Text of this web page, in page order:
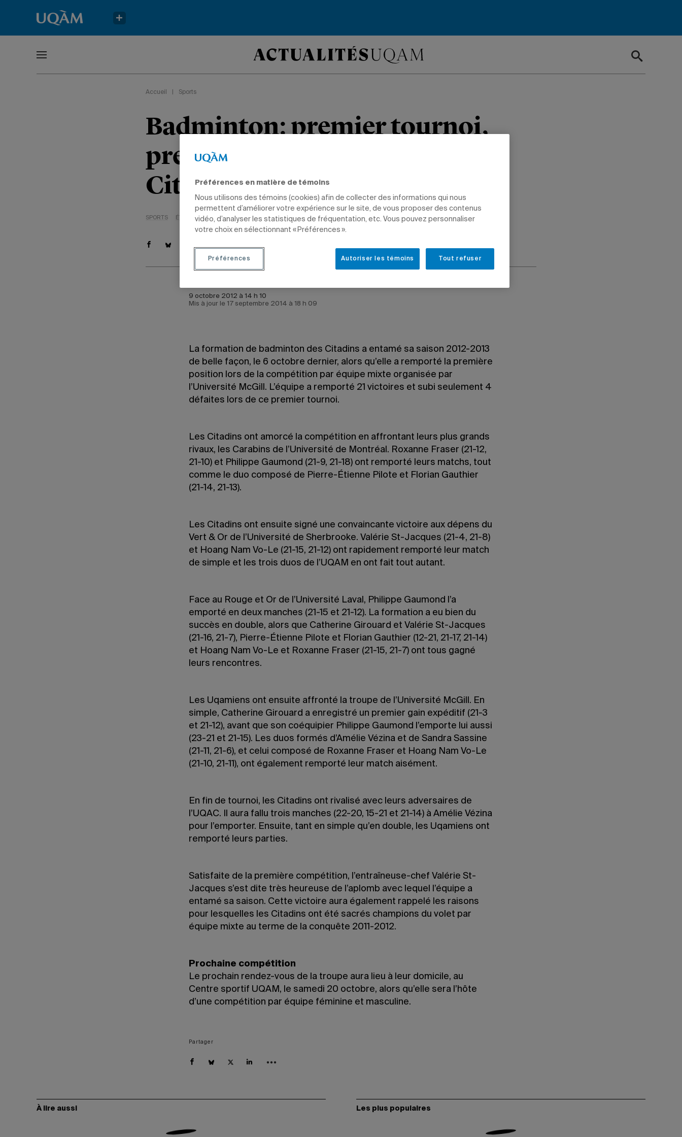
Accueil Sports
Badminton: premier tournoi,
première victoire pour les
Citadins
SPORTS ÉTUDIANTS
9 octobre 2012 à 14 h 10
Mis à jour le 17 septembre 2014 à 18 h 09
La formation de badminton des Citadins a entamé sa saison 2012-2013
de belle façon, le 6 octobre dernier, alors qu’elle a remporté la première
position lors de la compétition par équipe mixte organisée par
l’Université McGill. L’équipe a remporté 21 victoires et subi seulement 4
défaites lors de ce premier tournoi.
Les Citadins ont amorcé la compétition en affrontant leurs plus grands
rivaux, les Carabins de l’Université de Montréal. Roxanne Fraser (21-12,
21-10) et Philippe Gaumond (21-9, 21-18) ont remporté leurs matchs, tout
comme le duo composé de Pierre-Étienne Pilote et Florian Gauthier
(21-14, 21-13).
Les Citadins ont ensuite signé une convaincante victoire aux dépens du
Vert & Or de l’Université de Sherbrooke. Valérie St-Jacques (21-4, 21-8)
et Hoang Nam Vo-Le (21-15, 21-12) ont rapidement remporté leur match
de simple et les trois duos de l’UQAM en ont fait tout autant.
Face au Rouge et Or de l’Université Laval, Philippe Gaumond l’a
emporté en deux manches (21-15 et 21-12). La formation a eu bien du
succès en double, alors que Catherine Girouard et Valérie St-Jacques
(21-16, 21-7), Pierre-Étienne Pilote et Florian Gauthier (12-21, 21-17, 21-14)
et Hoang Nam Vo-Le et Roxanne Fraser (21-15, 21-7) ont tous gagné
leurs rencontres.
Les Uqamiens ont ensuite affronté la troupe de l’Université McGill. En
simple, Catherine Girouard a enregistré un premier gain expéditif (21-3
et 21-12), avant que son coéquipier Philippe Gaumond l’emporte lui aussi
(23-21 et 21-15). Les duos formés d’Amélie Vézina et de Sandra Sassine
(21-11, 21-6), et celui composé de Roxanne Fraser et Hoang Nam Vo-Le
(21-10, 21-11), ont également remporté leur match aisément.
En fin de tournoi, les Citadins ont rivalisé avec leurs adversaires de
l’UQAC. Il aura fallu trois manches (22-20, 15-21 et 21-14) à Amélie Vézina
pour l’emporter. Ensuite, tant en simple qu’en double, les Uqamiens ont
remporté leurs parties.
Satisfaite de la première compétition, l’entraîneuse-chef Valérie St-
Jacques s’est dite très heureuse de l’aplomb avec lequel l’équipe a
entamé sa saison. Cette victoire aura également rappelé les raisons
pour lesquelles les Citadins ont été sacrés champions du volet par
équipe mixte au terme de la conquête 2011-2012.
Prochaine compétition
Le prochain rendez-vous de la troupe aura lieu à leur domicile, au
Centre sportif UQAM, le samedi 20 octobre, alors qu’elle sera l’hôte
d’une compétition par équipe féminine et masculine.
Partager
À lire aussi Les plus populaires
Préférences en matière de témoins
Nous utilisons des témoins (cookies) afin de collecter des informations qui nous
permettent d’améliorer votre expérience sur le site, de vous proposer des contenus
vidéo, d’analyser les statistiques de fréquentation, etc. Vous pouvez personnaliser
votre choix en sélectionnant « Préférences ».
Tout refuser
Autoriser les témoins
Préférences